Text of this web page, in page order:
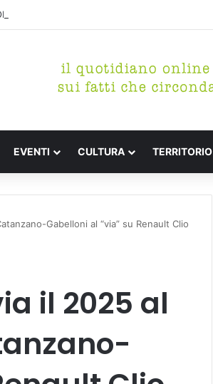
LA DEMOLIZIONE DELL’ALA NORD-SUD
EVENTI CULTURA TERRITORIO
Gabelloni al “via” su Renault Clio
il 2025 al